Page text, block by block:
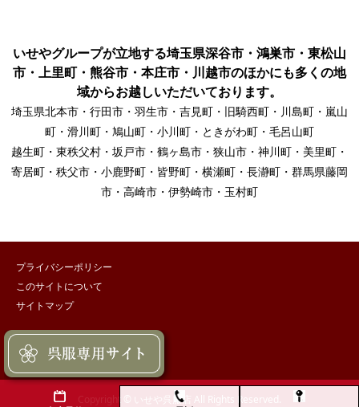
いせやグループが立地する埼玉県深谷市・鴻巣市・東松山
市・上里町・熊谷市・本庄市・川越市のほかにも多くの地
域からお越しいただいております。
埼玉県北本市・行田市・羽生市・吉見町・旧騎西町・川島町・嵐山
町・滑川町・鳩山町・小川町・ときがわ町・毛呂山町
越生町・東秩父村・坂戸市・鶴ヶ島市・狭山市・神川町・美里町・
寄居町・秩父市・小鹿野町・皆野町・横瀬町・長瀞町・群馬県藤岡
市・高崎市・伊勢崎市・玉村町
プライバシーポリシー
このサイトについて
サイトマップ
Copyright © いせや呉服店 All Rights Reserved.